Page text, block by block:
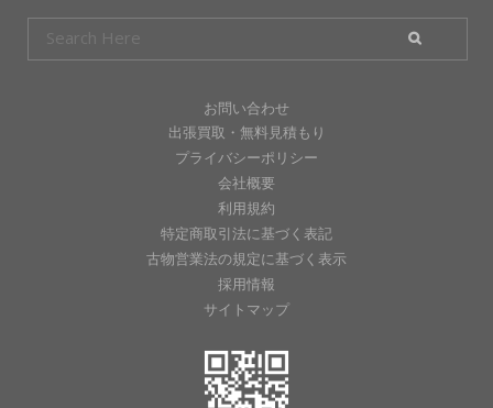
お問い合わせ
出張買取・無料見積もり
プライバシーポリシー
会社概要
利用規約
特定商取引法に基づく表記
古物営業法の規定に基づく表示
採用情報
サイトマップ